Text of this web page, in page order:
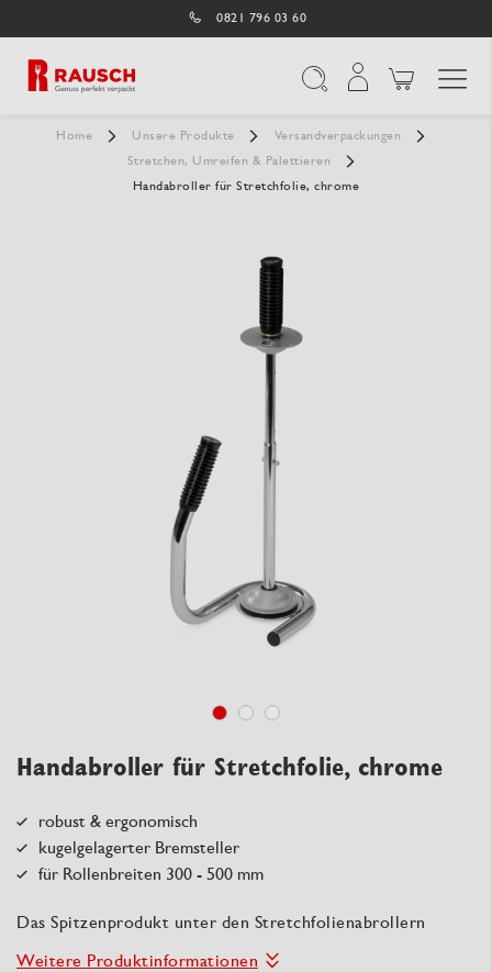
0821 796 03 60
Home Unsere Produkte
Versandverpackungen
Stretchen, Umreifen & Palettieren
Handabroller für Stretchfolie, chrome
Handabroller für Stretchfolie, chrome
robust & ergonomisch
kugelgelagerter Bremsteller
für Rollenbreiten 300 - 500 mm
Das Spitzenprodukt unter den Stretchfolienabrollern
Weitere Produktinformationen